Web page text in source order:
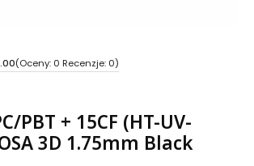
(Oceny: 0 Recenzje: 0)
PBT + 15CF (HT-UV-
3D 1.75mm Black